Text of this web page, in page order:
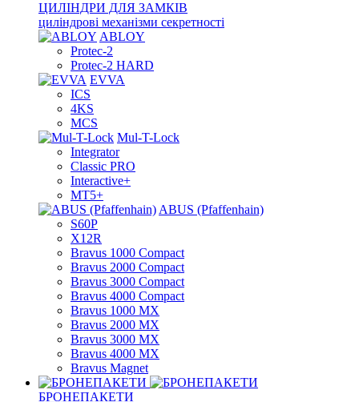
ЦИЛІНДРИ ДЛЯ ЗАМКІВ
циліндрові механізми секретності
ABLOY
Protec-2
Protec-2 HARD
EVVA
ICS
4KS
MCS
Mul-T-Lock
Integrator
Classic PRO
Interactive+
MT5+
ABUS (Pfaffenhain)
S60P
X12R
Bravus 1000 Compact
Bravus 2000 Compact
Bravus 3000 Compact
Bravus 4000 Compact
Bravus 1000 MX
Bravus 2000 MX
Bravus 3000 MX
Bravus 4000 MX
Bravus Magnet
БРОНЕПАКЕТИ